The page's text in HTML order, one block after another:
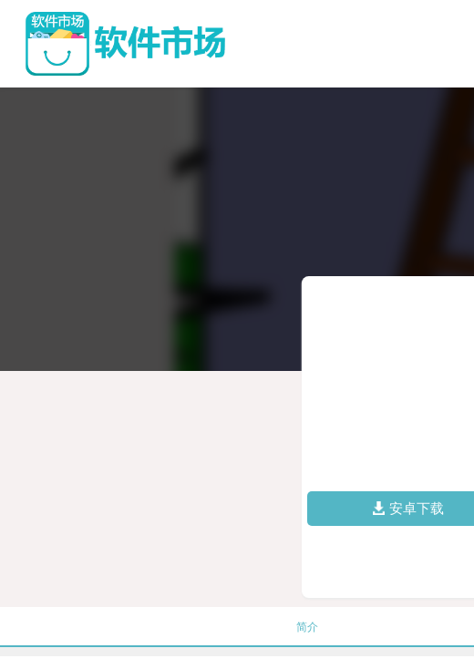
安卓下载
简介